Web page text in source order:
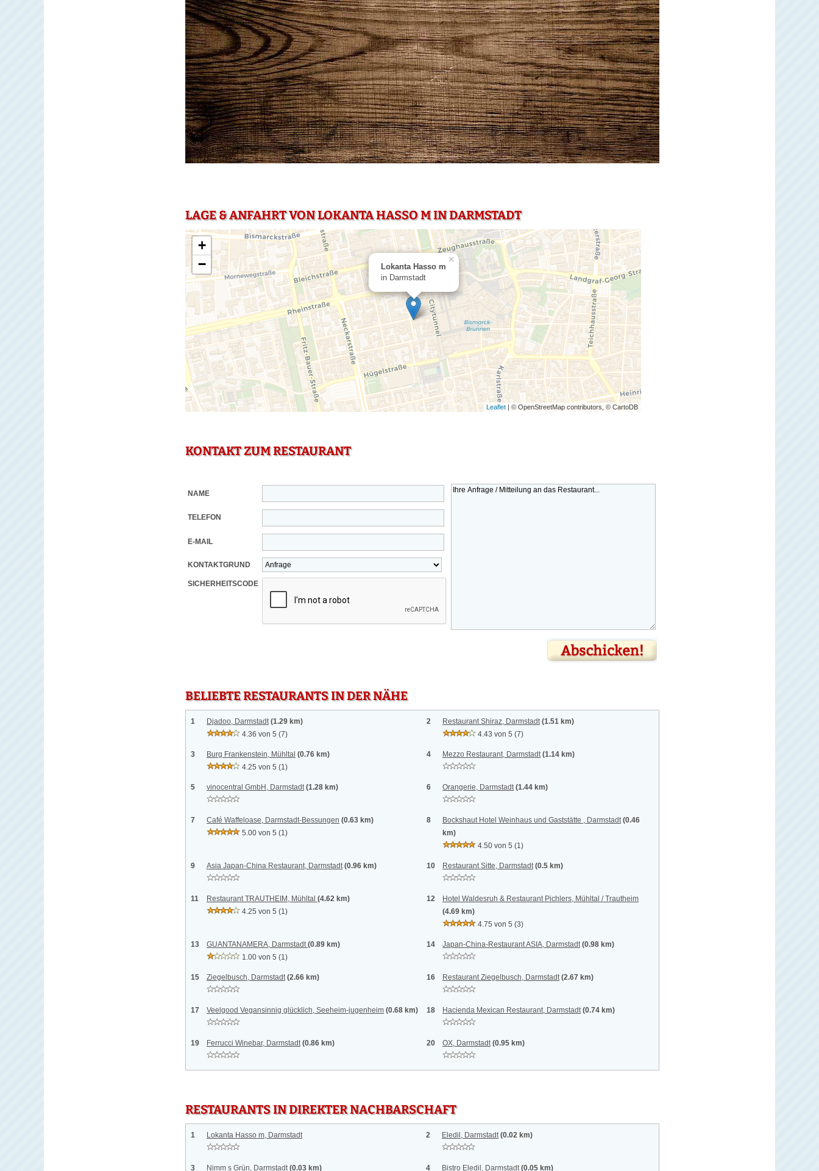
LAGE & ANFAHRT VON LOKANTA HASSO M IN DARMSTADT
Lokanta Hasso m
in Darmstadt
×
+
−
Leaflet | © OpenStreetMap contributors, © CartoDB
KONTAKT ZUM RESTAURANT
NAME
TELEFON
E-MAIL
KONTAKTGRUND
SICHERHEITSCODE
BELIEBTE RESTAURANTS IN DER NÄHE
1 Djadoo, Darmstadt (1.29 km)
4.36 von 5 (7)
2 Restaurant Shiraz, Darmstadt (1.51 km)
4.43 von 5 (7)
3 Burg Frankenstein, Mühltal (0.76 km)
4.25 von 5 (1)
4 Mezzo Restaurant, Darmstadt (1.14 km)
5 vinocentral GmbH, Darmstadt (1.28 km) 6 Orangerie, Darmstadt (1.44 km)
7 Café Waffeloase, Darmstadt-Bessungen (0.63 km)
5.00 von 5 (1)
8 Bockshaut Hotel Weinhaus und Gaststätte , Darmstadt (0.46
km)
4.50 von 5 (1)
9 Asia Japan-China Restaurant, Darmstadt (0.96 km) 10 Restaurant Sitte, Darmstadt (0.5 km)
11 Restaurant TRAUTHEIM, Mühltal (4.62 km)
4.25 von 5 (1)
12
Hotel Waldesruh & Restaurant Pichlers, Mühltal / Trautheim
(4.69 km)
4.75 von 5 (3)
13 GUANTANAMERA, Darmstadt(0.89 km)
1.00 von 5 (1)
14 Japan-China-Restaurant ASIA, Darmstadt (0.98 km)
15 Ziegelbusch, Darmstadt (2.66 km) 16 Restaurant Ziegelbusch, Darmstadt (2.67 km)
17 Veelgood Vegansinnig glücklich, Seeheim-jugenheim (0.68 km) 18 Hacienda Mexican Restaurant, Darmstadt (0.74 km)
19 Ferrucci Winebar, Darmstadt (0.86 km) 20 OX, Darmstadt (0.95 km)
RESTAURANTS IN DIREKTER NACHBARSCHAFT
1 Lokanta Hasso m, Darmstadt 2 Eledil, Darmstadt (0.02 km)
3 Nimm s Grün, Darmstadt (0.03 km) 4 Bistro Eledil, Darmstadt (0.05 km)